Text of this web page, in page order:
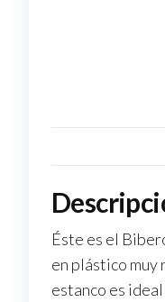
Éste es el
en plástico
estanco es